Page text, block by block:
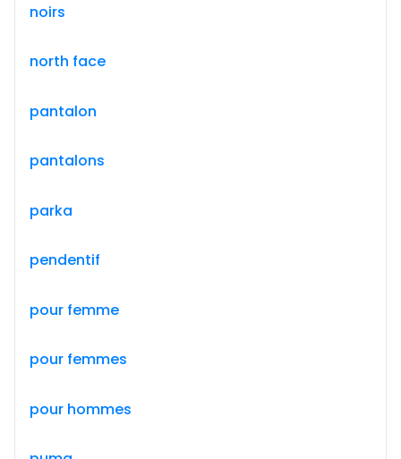
noirs
north face
pantalon
pantalons
parka
pendentif
pour femme
pour femmes
pour hommes